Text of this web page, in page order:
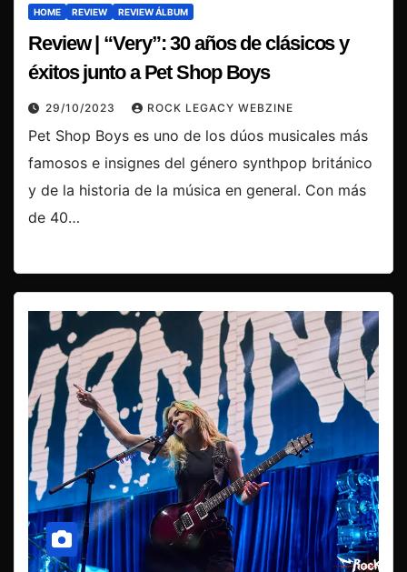
HOME REVIEW REVIEW ÁLBUM
Review | “Very”: 30 años de clásicos y
éxitos junto a Pet Shop Boys
29/10/2023 ROCK LEGACY WEBZINE
Pet Shop Boys es uno de los dúos musicales más
famosos e insignes del género synthpop británico
y de la historia de la música en general. Con más
de 40…